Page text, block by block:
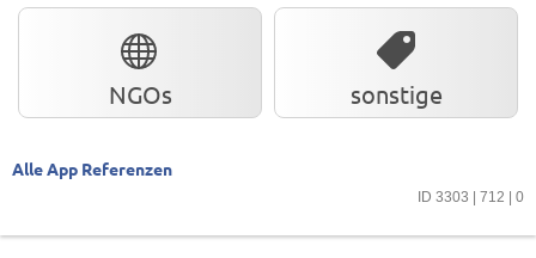
NGOs sonstige
Alle App Referenzen
ID 3303 | 712 | 0